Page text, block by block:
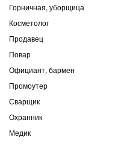
Горничная, уборщица
Косметолог
Продавец
Повар
Официант, бармен
Промоутер
Сварщик
Охранник
Медик